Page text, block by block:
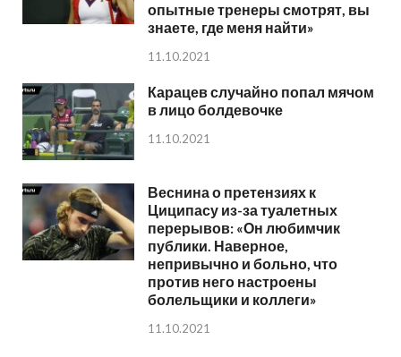
опытные тренеры смотрят, вы
знаете, где меня найти»
11.10.2021
Карацев случайно попал мячом
в лицо болдевочке
11.10.2021
Веснина о претензиях к
Циципасу из-за туалетных
перерывов: «Он любимчик
публики. Наверное,
непривычно и больно, что
против него настроены
болельщики и коллеги»
11.10.2021